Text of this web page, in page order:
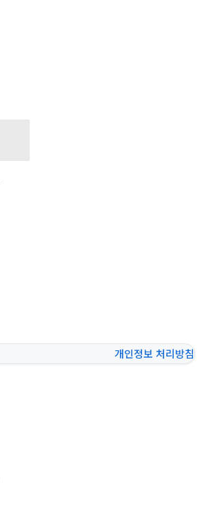
개인정보 처리방침